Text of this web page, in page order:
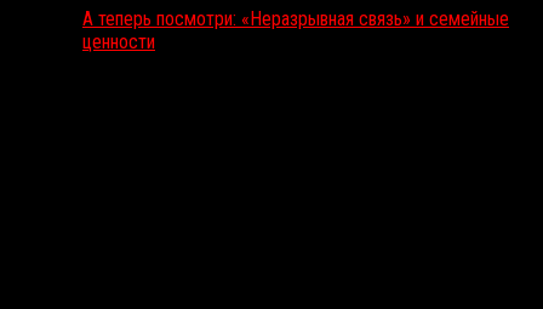
А теперь посмотри: «Неразрывная связь» и семейные
ценности